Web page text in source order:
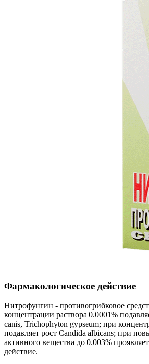
Фармакологическое действие
Нитрофунгин - противогрибковое
концентрации раствора 0.0001%
canis, Trichophyton gypseum; при
подавляет рост Candida albicans; при
активного вещества до 0.003%
действие.